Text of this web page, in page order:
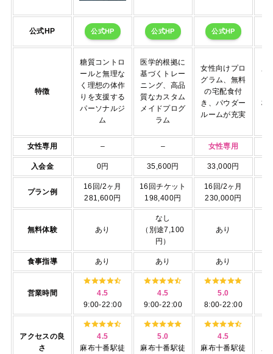
公式HP 公式HP 公式HP 公式HP
特徴
糖質コントロ
ールと無理な
く理想の体作
りを支援する
パーソナルジ
ム
医学的根拠に
基づくトレー
ニング、高品
質なカスタム
メイドプログ
ラム
女性向けプロ
グラム、無料
の宅配食付
き、パウダー
ルームが充実
格
女性専用 – – 女性専用
入会金 0円 35,600円 33,000円
プラン例
16回/2ヶ月
281,600円
16回チケット
198,400円
16回/2ヶ月
230,000円
無料体験 あり
なし
（別途7,100
円）
あり
食事指導 あり あり あり
営業時間
4.5
9:00-22:00
4.5
9:00-22:00
5.0
8:00-22:00
アクセスの良
さ
4.5
麻布十番駅徒
5.0
麻布十番駅徒
4.5
麻布十番駅徒